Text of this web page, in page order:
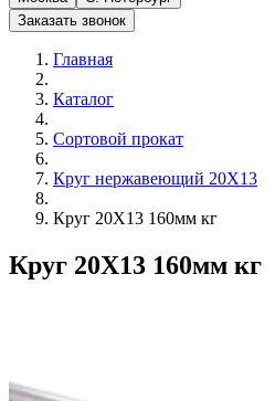
Заказать звонок
Главная
Каталог
Сортовой прокат
Круг нержавеющий 20Х13
Круг 20Х13 160мм кг
Круг 20Х13 160мм кг